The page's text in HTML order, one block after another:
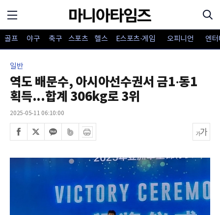
골프 야구 축구 스포츠 헬스 E스포츠·게임 오피니언 엔
일반
역도 배문수, 아시아선수권서 금1·동1
획득...합계 306kg로 3위
2025-05-11 06:10:00